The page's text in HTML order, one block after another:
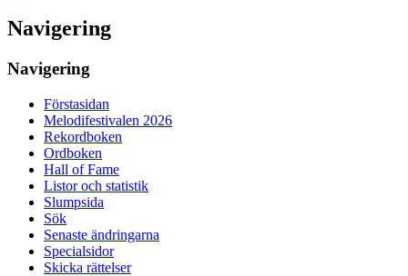
Navigering
Navigering
Förstasidan
Melodifestivalen 2026
Rekordboken
Ordboken
Hall of Fame
Listor och statistik
Slumpsida
Sök
Senaste ändringarna
Specialsidor
Skicka rättelser